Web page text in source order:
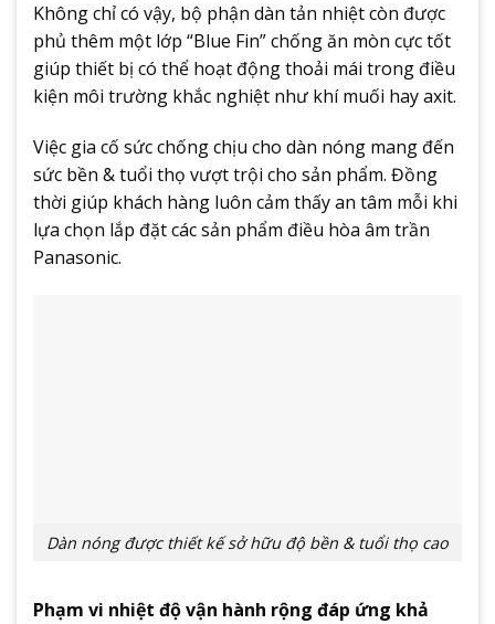
Không chỉ có vậy, bộ phận dàn tản nhiệt còn được
phủ thêm một lớp “Blue Fin” chống ăn mòn cực tốt
giúp thiết bị có thể hoạt động thoải mái trong điều
kiện môi trường khắc nghiệt như khí muối hay axit.
Việc gia cố sức chống chịu cho dàn nóng mang đến
sức bền & tuổi thọ vượt trội cho sản phẩm. Đồng
thời giúp khách hàng luôn cảm thấy an tâm mỗi khi
lựa chọn lắp đặt các sản phẩm điều hòa âm trần
Panasonic.
Dàn nóng được thiết kế sở hữu độ bền & tuổi thọ cao
Phạm vi nhiệt độ vận hành rộng đáp ứng khả